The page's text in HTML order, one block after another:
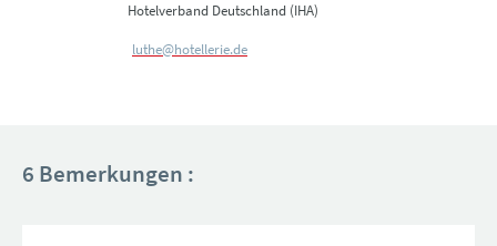
Hotelverband Deutschland (IHA)
luthe@hotellerie.de
6 Bemerkungen :